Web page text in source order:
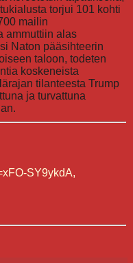
torjui 101 kohti
mailin
ammuttiin alas
Naton pääsihteerin
taloon, todeten
koskeneista
tilanteesta Trump
ja turvattuna
SY9ykdA,